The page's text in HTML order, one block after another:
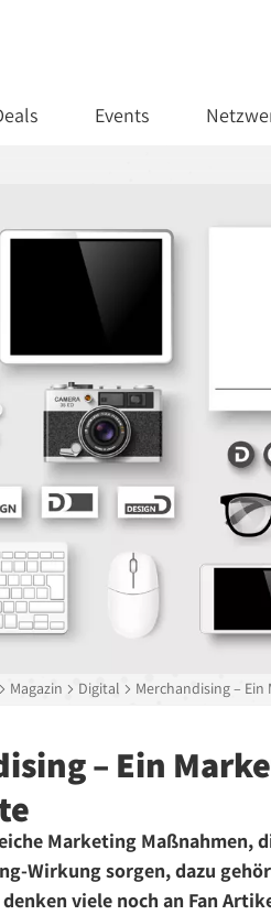
Events
Magazin Digital Merchandising –
– Ein
Marketing Maßnahmen,
Wirkung sorgen, dazu
viele noch an Fan